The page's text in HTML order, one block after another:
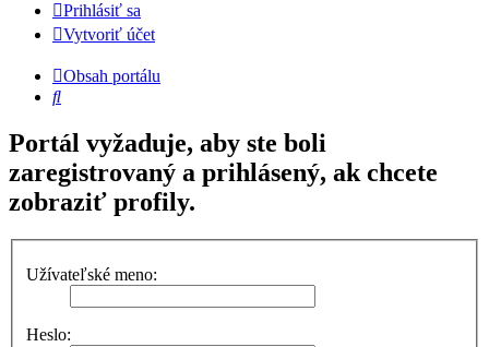
Prihlásiť sa
Vytvoriť účet
Obsah portálu
Hľadať
Portál vyžaduje, aby ste boli
zaregistrovaný a prihlásený, ak chcete
zobraziť profily.
Užívateľské meno:
Heslo: